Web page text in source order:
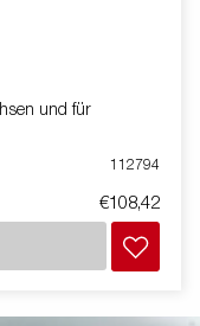
und für
112794
€108,42